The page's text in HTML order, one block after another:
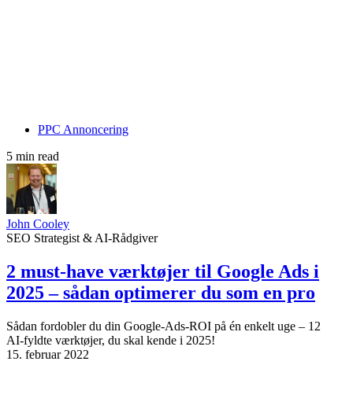
PPC Annoncering
5 min read
John Cooley
SEO Strategist & AI-Rådgiver
2 must‑have værktøjer til Google Ads i
2025 – sådan optimerer du som en pro
Sådan fordobler du din Google‑Ads‑ROI på én enkelt uge – 12
AI‑fyldte værktøjer, du skal kende i 2025!
15. februar 2022